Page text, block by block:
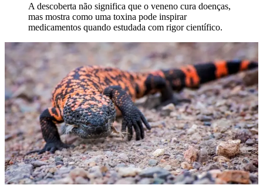
A descoberta não significa que o veneno cura doenças,
mas mostra como uma toxina pode inspirar
medicamentos quando estudada com rigor científico.